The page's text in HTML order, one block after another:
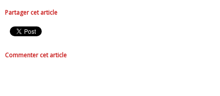
Partager cet article
Commenter cet article